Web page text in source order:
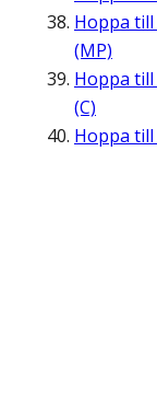
Hoppa till
(MP)
Hoppa till
(C)
Hoppa till